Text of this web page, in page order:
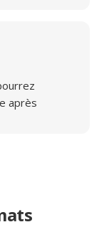
après